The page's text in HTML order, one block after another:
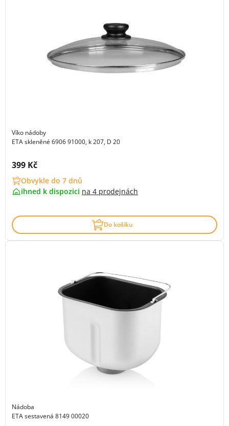
Víko nádoby
ETA skleněné 6906 91000, k 207, D 20
Cena s DPH:
399 Kč
Obvykle do 7 dnů
ihned k dispozici na 4 prodejnách
Do košíku
Nádoba
ETA sestavená 8149 00020